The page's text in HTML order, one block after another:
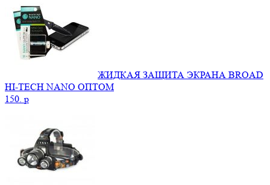
ЖИДКАЯ ЗАЩИТА ЭКРАНА BROAD
HI-TECH NANO ОПТОМ
150. p